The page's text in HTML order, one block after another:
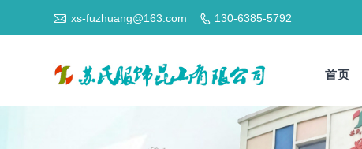
 xs-fuzhuang@163.com  130-6385-5792
首页